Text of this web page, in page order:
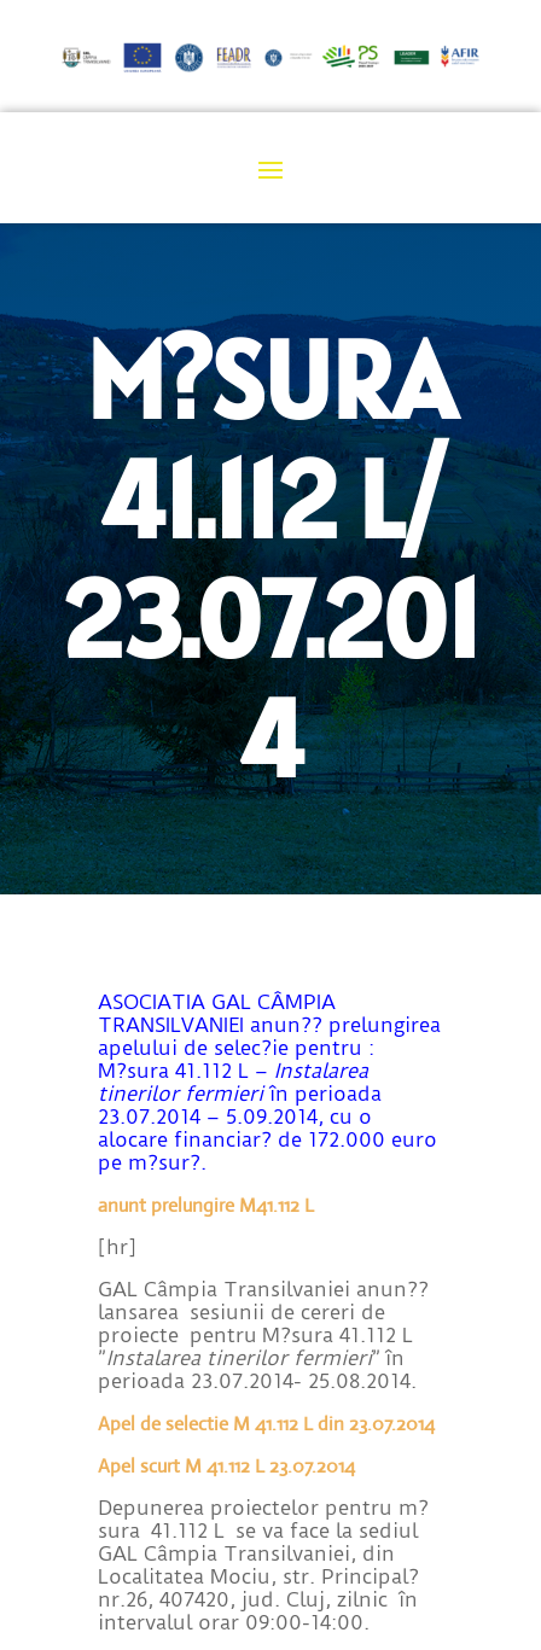
M?SURA
41.112 L/
23.07.201
4
ASOCIATIA GAL CÂMPIA
TRANSILVANIEI anun?? prelungirea
apelului de selec?ie pentru :
M?sura 41.112 L – Instalarea
tinerilor fermieriîn perioada
23.07.2014 – 5.09.2014, cu o
alocare financiar? de 172.000 euro
pe m?sur?.
anunt prelungire M41.112 L
[hr]
GAL Câmpia Transilvaniei anun??
lansarea sesiunii de cereri de
proiecte pentru M?sura 41.112 L
”Instalarea tinerilor fermieri” în
perioada 23.07.2014- 25.08.2014.
Apel de selectie M 41.112 L din 23.07.2014
Apel scurt M 41.112 L 23.07.2014
Depunerea proiectelor pentru m?
sura 41.112 L se va face la sediul
GAL Câmpia Transilvaniei, din
Localitatea Mociu, str. Principal?
nr.26, 407420, jud. Cluj, zilnic în
intervalul orar 09:00-14:00.